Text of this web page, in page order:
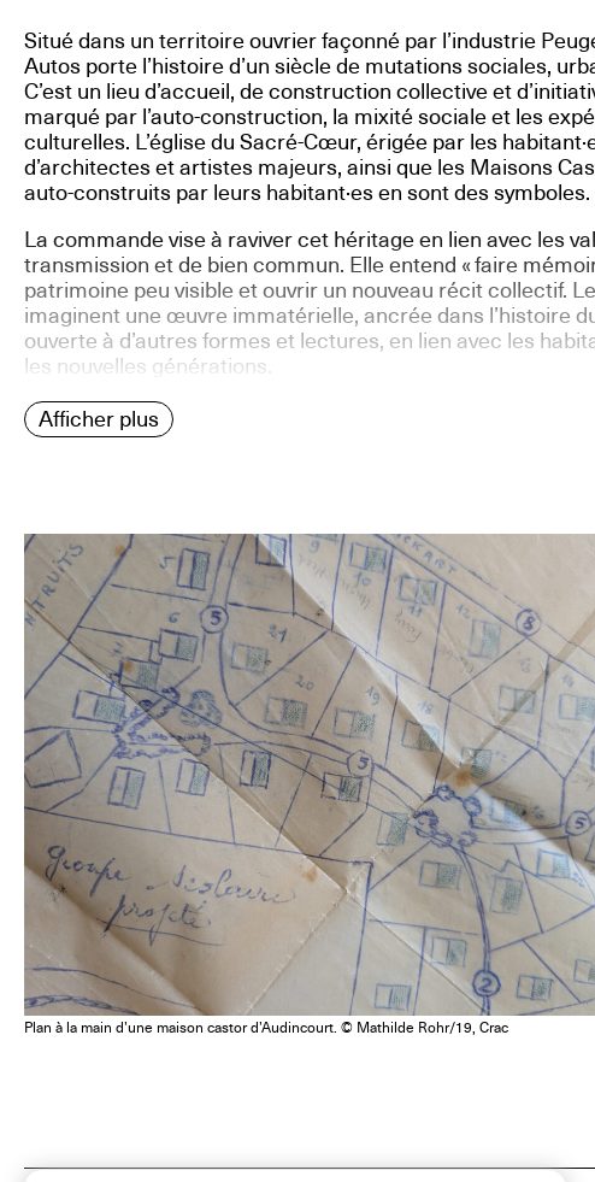
Situé dans un territoire ouvrier façonné par l’industrie
Autos porte l’histoire d’un siècle de mutations sociales,
C’est un lieu d’accueil, de construction collective et
marqué par l’auto-construction, la mixité sociale et les
culturelles. L’église du Sacré-Cœur, érigée par les
d’architectes et artistes majeurs, ainsi que les Maisons
auto-construits par leurs habitant·es en sont des symboles.
La commande vise à raviver cet héritage en lien avec les
transmission et de bien commun. Elle entend « faire
patrimoine peu visible et ouvrir un nouveau récit collectif.
imaginent une œuvre immatérielle, ancrée dans l’histoire
ouverte à d’autres formes et lectures, en lien avec les
les nouvelles générations.
Afficher plus
Plan à la main d’une maison castor d’Audincourt. © Mathilde Rohr/19, Crac